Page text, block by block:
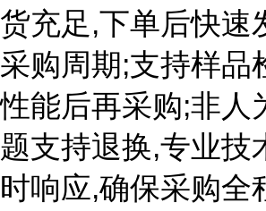
货充足,下单后快速
采购周期;支持样品
性能后再采购;非人
题支持退换,专业技
时响应,确保采购全